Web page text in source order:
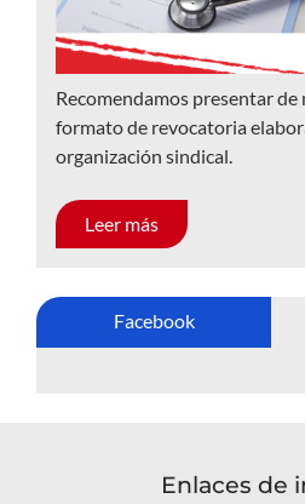
Recomendamos presentar
formato de revocatoria
organización sindical.
Leer más
Facebook
Enlaces de